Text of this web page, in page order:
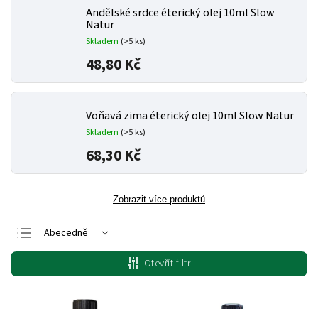
Andělské srdce éterický olej 10ml Slow
Natur
Skladem (>5 ks)
48,80 Kč
Voňavá zima éterický olej 10ml Slow Natur
Skladem (>5 ks)
68,30 Kč
Zobrazit více produktů
Abecedně
Nejlevnější
Nejdražší
Nejprodávanější
Otevřít filtr